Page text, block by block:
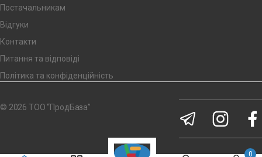
0
Постачальникам
Відгуки
Контакти
Питання та відповіді
Політика та конфіденційність
© 2026 ТОО “ПродБаза”